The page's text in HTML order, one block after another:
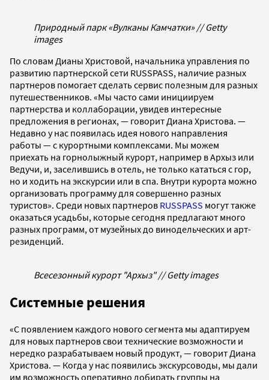
Природный парк «Вулканы Камчатки» // Getty
images
По словам Дианы Христовой, начальника управления по
развитию партнерской сети RUSSPASS, наличие разных
партнеров помогает сделать сервис полезным для разных
путешественников. «Мы часто сами инициируем
партнерства и коллаборации, увидев интересные
предложения в регионах, — говорит Диана Христова. —
Недавно у нас появилась идея нового направления
работы — с курортными комплексами. Мы можем
приехать на горнолыжный курорт, например в Архыз или
Ведучи, и, заселившись в отель, не только кататься с гор,
но и ходить на экскурсии или в спа. Внутри курорта можно
организовать программу для совершенно разных
туристов». Среди новых партнеров RUSSPASS могут также
оказаться усадьбы, которые сегодня предлагают много
разных программ, от музейных до винодельческих и арт-
резиденций.
Всесезонный курорт "Архыз" // Getty images
Системные решения
«С появлением каждого нового сегмента мы адаптируем
для новых партнеров свои технические возможности и
нередко разрабатываем новый продукт, — говорит Диана
Христова. — Когда у нас появились экскурсоводы, мы дали
им возможность оперативно добирать группы на